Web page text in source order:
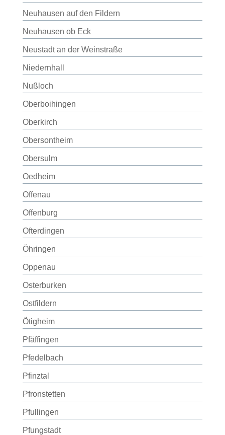
Neuhausen auf den Fildern
Neuhausen ob Eck
Neustadt an der Weinstraße
Niedernhall
Nußloch
Oberboihingen
Oberkirch
Obersontheim
Obersulm
Oedheim
Offenau
Offenburg
Ofterdingen
Öhringen
Oppenau
Osterburken
Ostfildern
Ötigheim
Pfäffingen
Pfedelbach
Pfinztal
Pfronstetten
Pfullingen
Pfungstadt